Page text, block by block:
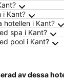
i Kant?
hotellen i Kant?
spa i Kant?
pool i Kant?
av dessa